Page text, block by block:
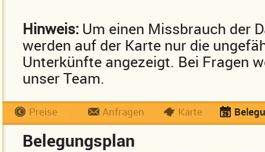
Hinweis: Um einen Missbrauch der
werden auf der Karte nur die
Unterkünfte angezeigt. Bei Fragen
unser Team.
Preise Anfragen Karte
Belegungsplan